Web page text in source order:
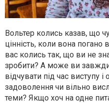
Вольтер колись казав, що
цінність, коли вона
вас колись так, що ви не
зробити? А може ви
відчувати під час виступу
задоволення чи вільно
теми? Якщо хоч на одне